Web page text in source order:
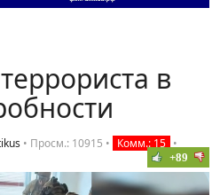
в
• Просм.: 10915 • Комм.: 15 •
+89